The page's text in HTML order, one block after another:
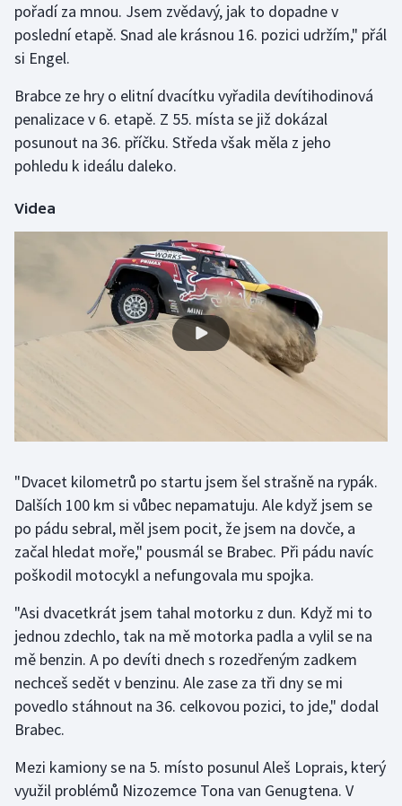
Stolní tenis
Triatlon
Veslování
Vodní slalom
Ostatní
pořadí za mnou. Jsem zvědavý, jak to dopadne v
poslední etapě. Snad ale krásnou 16. pozici udržím," přál
si Engel.
Brabce ze hry o elitní dvacítku vyřadila devítihodinová
penalizace v 6. etapě. Z 55. místa se již dokázal
posunout na 36. příčku. Středa však měla z jeho
pohledu k ideálu daleko.
Videa
"Dvacet kilometrů po startu jsem šel strašně na rypák.
Dalších 100 km si vůbec nepamatuju. Ale když jsem se
po pádu sebral, měl jsem pocit, že jsem na dovče, a
začal hledat moře," pousmál se Brabec. Při pádu navíc
poškodil motocykl a nefungovala mu spojka.
"Asi dvacetkrát jsem tahal motorku z dun. Když mi to
jednou zdechlo, tak na mě motorka padla a vylil se na
mě benzin. A po devíti dnech s rozedřeným zadkem
nechceš sedět v benzinu. Ale zase za tři dny se mi
povedlo stáhnout na 36. celkovou pozici, to jde," dodal
Brabec.
Mezi kamiony se na 5. místo posunul Aleš Loprais, který
využil problémů Nizozemce Tona van Genugtena. V